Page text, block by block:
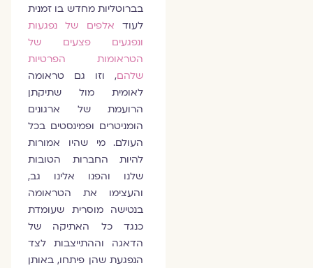
בברוטליות מחדש בו זמנית
לעוד אלפים של נפגעות
ונפגעים פצעים של
הטראומות הפרטיות
שלהם, וזו גם טראומה
לאומית מול שתיקתן
הרועמת של ארגונים
הומניטרים ופמינסטים בכל
העולם. מי שהיו אמורות
להיות החברות הטובות
שלנו והפנו אלינו גב,
והעצימו את הטראומה
בנטישה מוסרית שעומדת
כנגד כל האתיקה של
הדאגה וההתייצבות לצד
הנפגעת שהן פיתחו, באותן